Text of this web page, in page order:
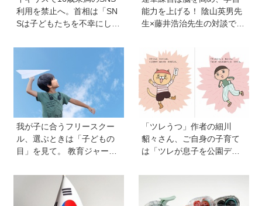
利用を禁止へ。首相は「SN
Sは子どもたちを不幸にして
題】
能力を上げる！ 陰山英男先
生×藤井浩治先生の対談でわ
のかん字運筆ドリル』は字
形も覚えられる
我が子に合うフリースクー
ル、選ぶときは「子どもの
目」を見て。 教育ジャーナ
が提唱する見極めの視点と
「ひとつに絞らない」付き
「ツレうつ」作者の細川
貂々さん、ご自身の子育て
は「ツレが息子を公園デビ
いた」ーー初の創作絵本
った息子さんと共作した思